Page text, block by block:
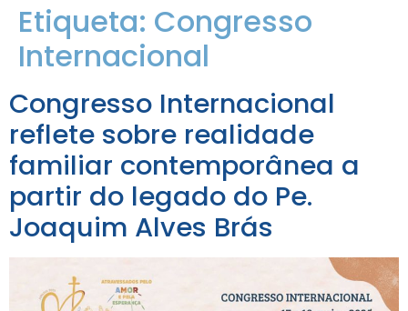
Etiqueta: Congresso
Internacional
Congresso Internacional
reflete sobre realidade
familiar contemporânea a
partir do legado do Pe.
Joaquim Alves Brás